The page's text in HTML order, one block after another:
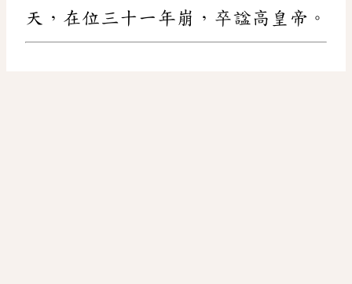
天，在位三十一年崩，卒諡高皇帝。